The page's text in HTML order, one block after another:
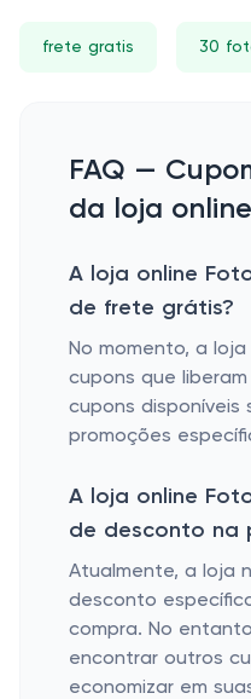
frete gratis 30
FAQ —
da loja
A loja online
de frete grátis?
No momento, a
cupons que
cupons disponíveis
promoções
A loja online
de desconto na
Atualmente, a loja
desconto
compra. No
encontrar outros
economizar em